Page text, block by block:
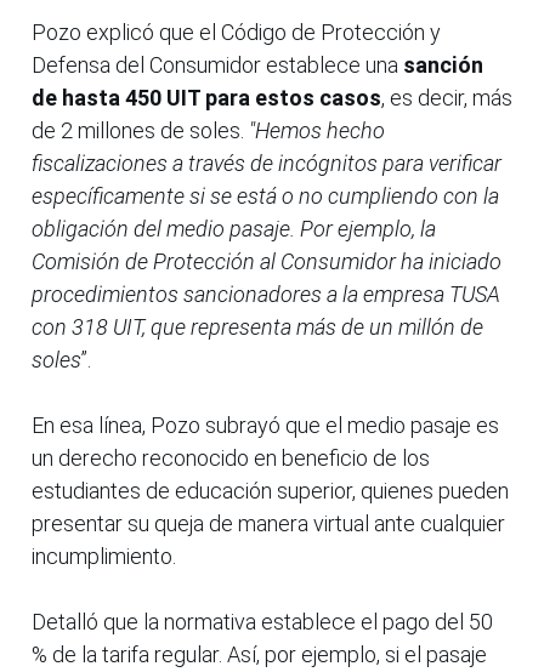
Pozo explicó que el Código de Protección y
Defensa del Consumidor establece una sanción
de hasta 450 UIT para estos casos, es decir, más
de 2 millones de soles. "Hemos hecho
fiscalizaciones a través de incógnitos para verificar
específicamente si se está o no cumpliendo con la
obligación del medio pasaje. Por ejemplo, la
Comisión de Protección al Consumidor ha iniciado
procedimientos sancionadores a la empresa TUSA
con 318 UIT, que representa más de un millón de
soles”.
En esa línea, Pozo subrayó que el medio pasaje es
un derecho reconocido en beneficio de los
estudiantes de educación superior, quienes pueden
presentar su queja de manera virtual ante cualquier
incumplimiento.
Detalló que la normativa establece el pago del 50
% de la tarifa regular. Así, por ejemplo, si el pasaje